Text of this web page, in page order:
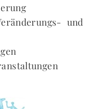
und